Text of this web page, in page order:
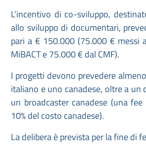
L’incentivo di co-sviluppo,
allo sviluppo di documentari,
pari a € 150.000 (75.000 € messi
MiBACT e 75.000 € dal CMF).
I progetti devono prevedere
italiano e uno canadese, oltre a un
un broadcaster canadese (una
10% del costo canadese).
La delibera è prevista per la fine di